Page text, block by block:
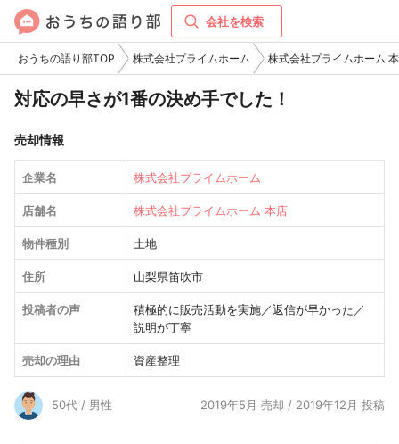
会社を検索
おうちの語り部TOP 株式会社プライムホーム 株式会社プライムホーム
対応の早さが1番の決め手でした！
売却情報
企業名 株式会社プライムホーム
店舗名 株式会社プライムホーム 本店
物件種別 土地
住所 山梨県笛吹市
投稿者の声
積極的に販売活動を実施／返信が早かった／
説明が丁寧
売却の理由 資産整理
50代 / 男性 2019年5月 売却 / 2019年12月 投稿